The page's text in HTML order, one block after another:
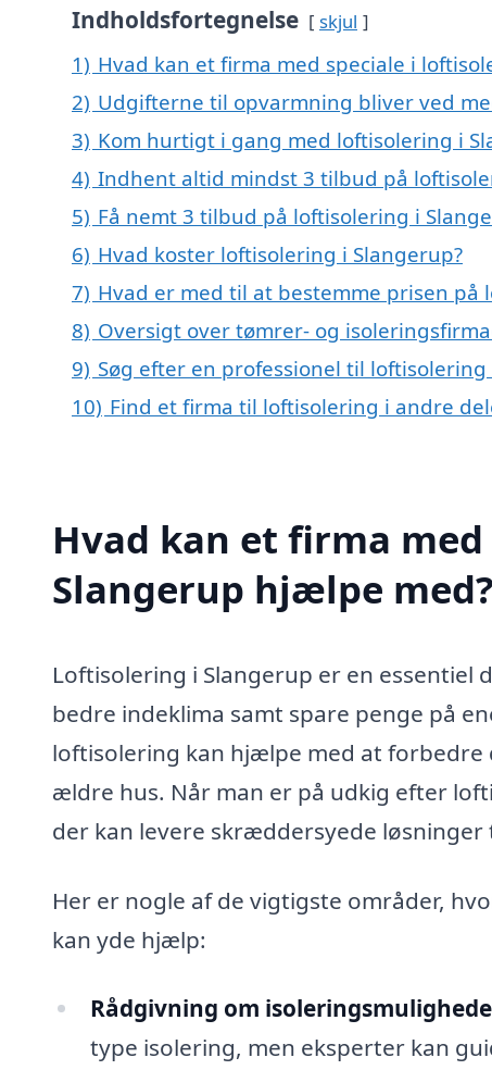
Indholdsfortegnelse skjul
1) Hvad kan et firma med speciale i
2) Udgifterne til opvarmning bliver ved
3) Kom hurtigt i gang med loftisolering i
4) Indhent altid mindst 3 tilbud på
5) Få nemt 3 tilbud på loftisolering i
6) Hvad koster loftisolering i Slangerup?
7) Hvad er med til at bestemme prisen på
8) Oversigt over tømrer- og
9) Søg efter en professionel til
10) Find et firma til loftisolering i andre
Hvad kan et firma
Slangerup hjælpe med?
Loftisolering i Slangerup er en
bedre indeklima samt spare penge på
loftisolering kan hjælpe med at
ældre hus. Når man er på udkig efter
der kan levere skræddersyede
Her er nogle af de vigtigste områder,
kan yde hjælp:
Rådgivning om
type isolering, men eksperter kan